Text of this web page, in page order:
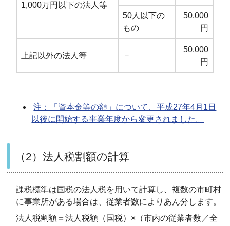
1,000万円以下の法人等
50人以下の
もの
50,000
円
上記以外の法人等 －
50,000
円
注：「資本金等の額」について、平成27年4月1日
以後に開始する事業年度から変更されました。
（2）法人税割額の計算
課税標準は国税の法人税を用いて計算し、複数の市町村
に事業所がある場合は、従業者数によりあん分します。
法人税割額＝法人税額（国税）×（市内の従業者数／全